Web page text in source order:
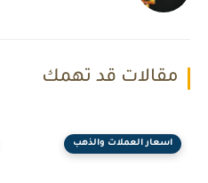
مقالات قد تهمك
اسعار العملات والذهب